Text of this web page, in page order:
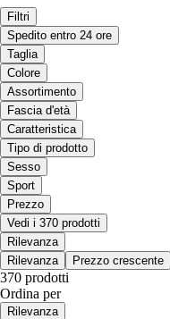
Filtri
Spedito entro 24 ore
Taglia
Colore
Assortimento
Fascia d'età
Caratteristica
Tipo di prodotto
Sesso
Sport
Prezzo
Vedi i 370 prodotti
Rilevanza
Rilevanza
Prezzo crescente
370 prodotti
Ordina per
Rilevanza